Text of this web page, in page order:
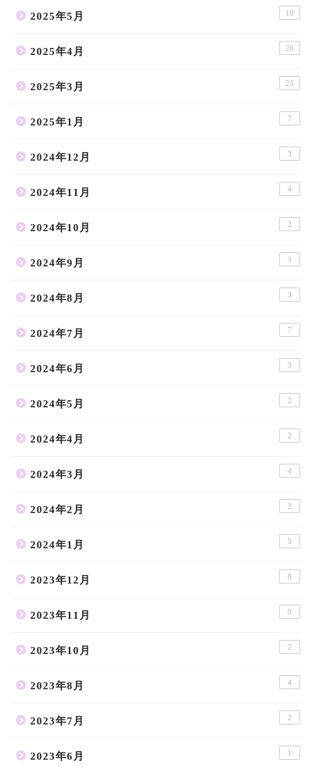
2025年5月 10
2025年4月 26
2025年3月 25
2025年1月 7
2024年12月 3
2024年11月 4
2024年10月 2
2024年9月 3
2024年8月 3
2024年7月 7
2024年6月 3
2024年5月 2
2024年4月 2
2024年3月 4
2024年2月 2
2024年1月 5
2023年12月 8
2023年11月 9
2023年10月 2
2023年8月 4
2023年7月 2
2023年6月 1